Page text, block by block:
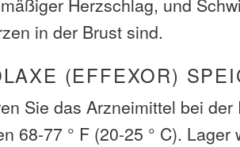
in der Brust sind.
(EFFEXOR)
Sie das Arzneimittel bei
68-77 ° F (20-25 ° C). Lager